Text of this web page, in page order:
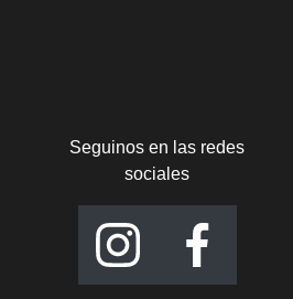
Seguinos en las redes
sociales